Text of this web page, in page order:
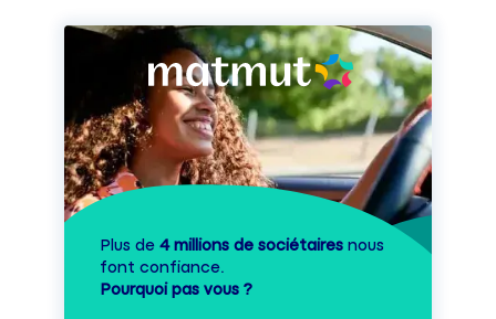
Plus de 4 millions de sociétaires nous
font confiance.
Pourquoi pas vous ?